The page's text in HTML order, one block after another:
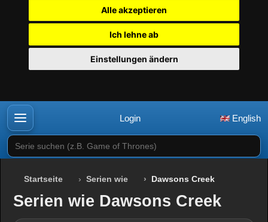
Alle akzeptieren
Ich lehne ab
Einstellungen ändern
Login English
Serie suchen (z.B. Game of Thrones)
Startseite Serien wie Dawsons Creek
Serien wie Dawsons Creek